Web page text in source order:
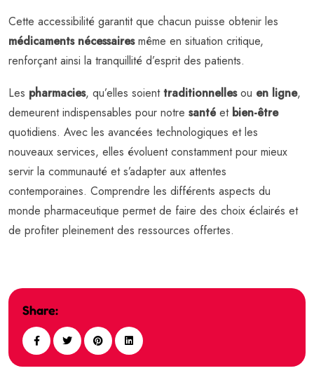
Cette accessibilité garantit que chacun puisse obtenir les
médicaments nécessairesmême en situation critique,
renforçant ainsi la tranquillité d’esprit des patients.
Les pharmacies, qu’elles soienttraditionnellesou en ligne,
demeurent indispensables pour notre santéet bien-être
quotidiens. Avec les avancées technologiques et les
nouveaux services, elles évoluent constamment pour mieux
servir la communauté et s’adapter aux attentes
contemporaines. Comprendre les différents aspects du
monde pharmaceutique permet de faire des choix éclairés et
de profiter pleinement des ressources offertes.
Share: